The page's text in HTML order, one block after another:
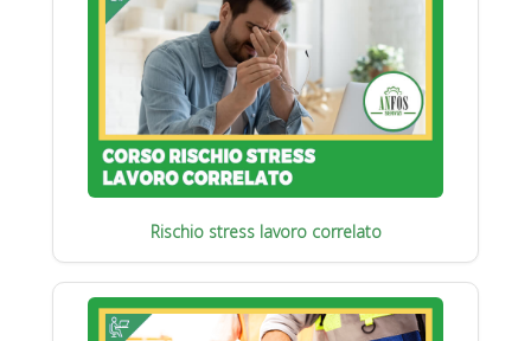
Rischio stress lavoro correlato